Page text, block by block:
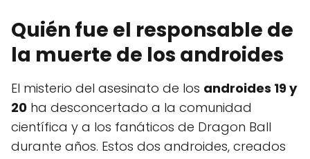
Quién fue el responsable de
la muerte de los androides
El misterio del asesinato de los androides 19 y
20 ha desconcertado a la comunidad
científica y a los fanáticos de Dragon Ball
durante años. Estos dos androides, creados